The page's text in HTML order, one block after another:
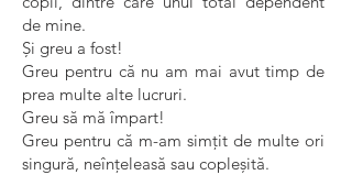
de mine.
Și greu a fost!
Greu pentru că nu am mai avut timp de
prea multe alte lucruri.
Greu să mă împart!
Greu pentru că m-am simțit de multe ori
singură, neînțeleasă sau copleșită.